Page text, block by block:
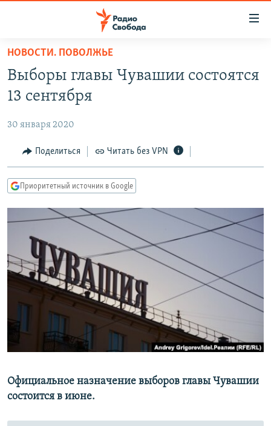
упрощенного
доступа
Вернуться
основному
Вернутся
главной
навигации
Вернутся
поиску
ПРОГРАММЫ
ПОДКАСТЫ
АВТОРСКИЕ ПРОЕКТЫ
ЦИТАТЫ СВОБОДЫ
МНЕНИЯ
IDEL.РЕАЛИИ
КАВКАЗ.РЕАЛИИ
СЕВЕР.РЕАЛИИ
СИБИРЬ.РЕАЛИИ
РАСПИСАНИЕ ВЕЩАНИЯ
ПОДПИШИТЕСЬ НА РАССЫЛКУ
СОЦИАЛЬНЫЕ СЕТИ
Все сайты РСЕ/РС
НОВОСТИ. ПОВОЛЖЬЕ
Выборы главы Чувашии состоятся
13 сентября
30 января 2020
Поделиться Читать без VPN
Приоритетный источник в Google
Официальное назначение выборов главы Чувашии
состоится в июне.